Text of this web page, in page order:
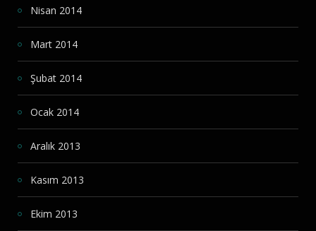
Nisan 2014
Mart 2014
Şubat 2014
Ocak 2014
Aralık 2013
Kasım 2013
Ekim 2013